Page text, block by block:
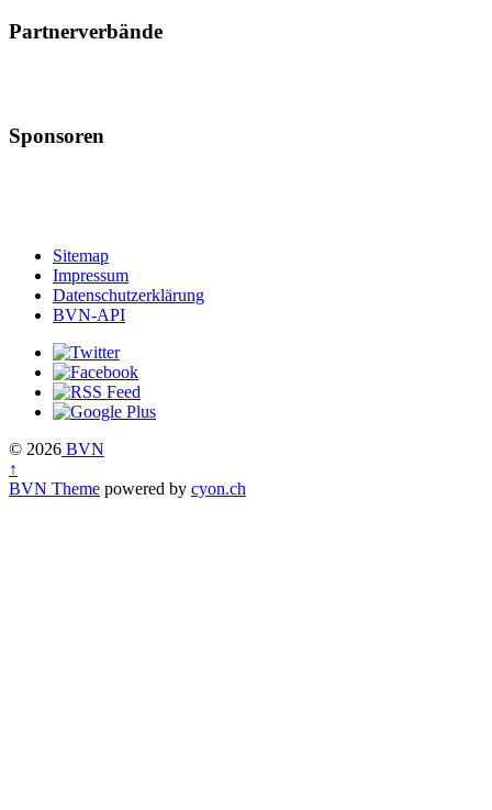
Partnerverbände
Sponsoren
Sitemap
Impressum
Datenschutzerklärung
BVN-API
© 2026 BVN
↑
BVN Theme powered by cyon.ch